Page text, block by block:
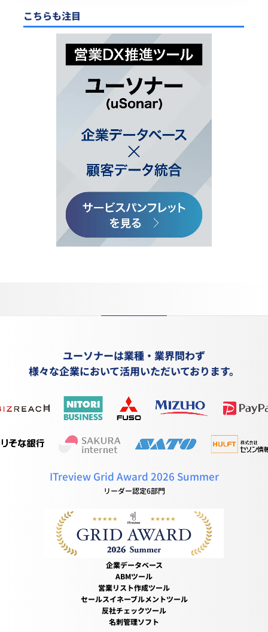
こちらも注目
ユーソナーは業種・業界問わず
様々な企業において活用いただいております。
ITreview Grid Award 2026 Summer
リーダー認定6部門
企業データベース
ABMツール
営業リスト作成ツール
セールスイネーブルメントツール
反社チェックツール
名刺管理ソフト